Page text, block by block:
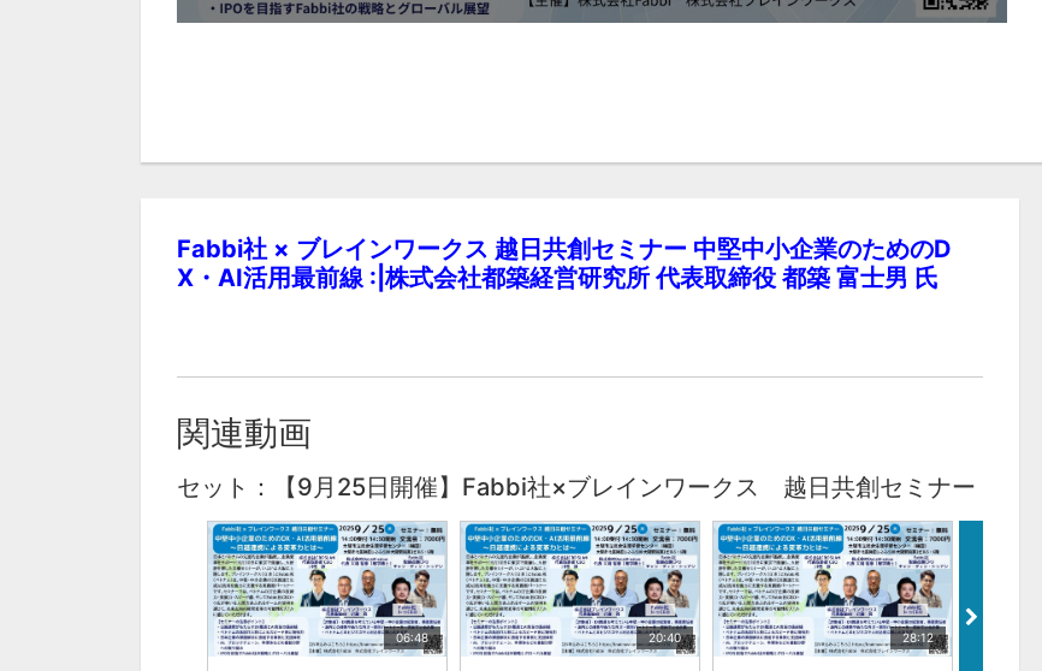
Fabbi社 × ブレインワークス 越日共創セミナー 中堅中小企業のためのD
X・AI活用最前線 :|株式会社都築経営研究所 代表取締役 都築 富士男 氏
関連動画
セット：【9月25日開催】Fabbi社×ブレインワークス 越日共創セミナー
06:48 20:40 28:12